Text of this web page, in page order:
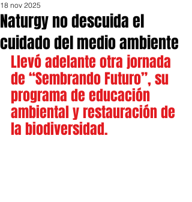
Naturgy no descuida el
cuidado del medio ambiente
18 nov 2025
Llevó adelante otra jornada
de “Sembrando Futuro”, su
programa de educación
ambiental y restauración de
la biodiversidad.